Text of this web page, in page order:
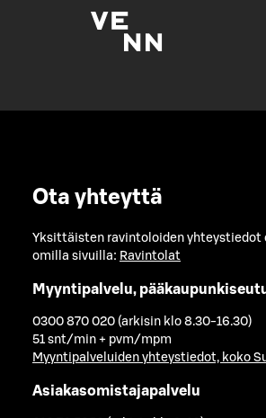
Ota yhteyttä
Yksittäisten ravintoloiden yhteystiedot
omilla sivuilla: Ravintolat
Myyntipalvelu,
0300 870 020 (arkisin klo 8.30-16.30)
51 snt/min + pvm/mpm
Myyntipalveluiden yhteystiedot, koko
Asiakasomistajapalvelu